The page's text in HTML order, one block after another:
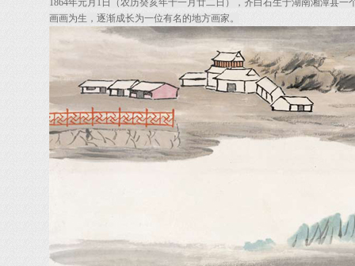
1864年元月1日（农历癸亥年十一月廿二日），齐白石生于湖南湘潭县
画画为生，逐渐成长为一位有名的地方画家。